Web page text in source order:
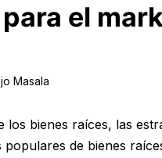
el
Masala
los bienes raíces, las
de bienes